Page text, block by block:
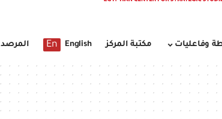
وفاعليات مكتبة المركز English
En المرصد